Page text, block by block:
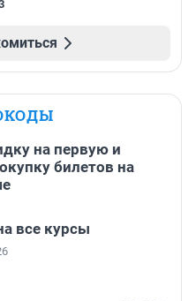
на первую и
билетов на
все курсы